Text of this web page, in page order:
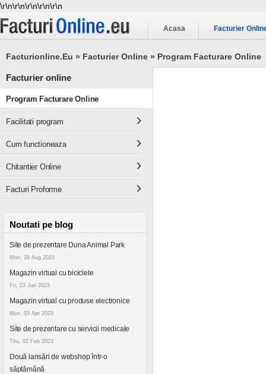
\r\n\r\n\r\n\r\n\r\n
Acasa Facturier
Facturionline.eu » Facturier Online » Program Facturare Online
Facturier online
Program Facturare Online
Facilitati program
Cum functioneaza
Chitantier Online
Facturi Proforme
Noutati pe blog
Site de prezentare Duna Animal Park
Mon, 28 Aug 2023
Magazin virtual cu biciclete
Fri, 23 Jun 2023
Magazin virtual cu produse electronice
Mon, 03 Apr 2023
Site de prezentare cu servicii medicale
Thu, 02 Feb 2023
Două lansări de webshop într-o
săptămână